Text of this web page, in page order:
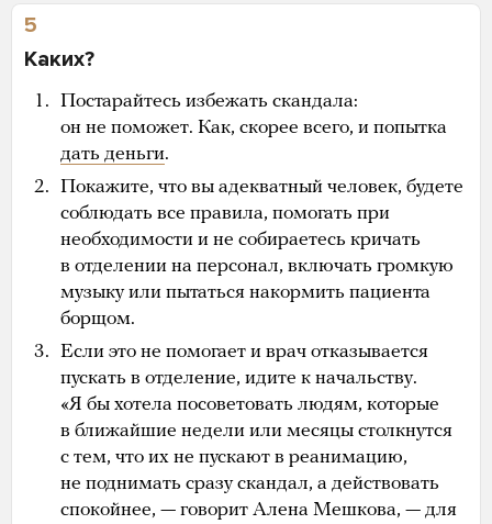
5
Каких?
Постарайтесь избежать скандала:
он не поможет. Как, скорее всего, и попытка
дать деньги.
Покажите, что вы адекватный человек, будете
соблюдать все правила, помогать при
необходимости и не собираетесь кричать
в отделении на персонал, включать громкую
музыку или пытаться накормить пациента
борщом.
Если это не помогает и врач отказывается
пускать в отделение, идите к начальству.
«Я бы хотела посоветовать людям, которые
в ближайшие недели или месяцы столкнутся
с тем, что их не пускают в реанимацию,
не поднимать сразу скандал, а действовать
спокойнее, — говорит Алена Мешкова, — для